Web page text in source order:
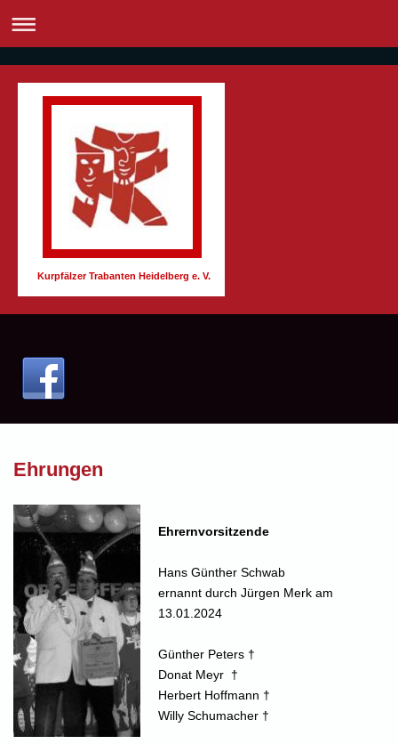
Kurpfälzer Trabanten Heidelberg e. V.
Ehrungen
Ehrernvorsitzende
Hans Günther Schwab
ernannt durch Jürgen Merk am
13.01.2024
Günther Peters †
Donat Meyr †
Herbert Hoffmann †
Willy Schumacher †